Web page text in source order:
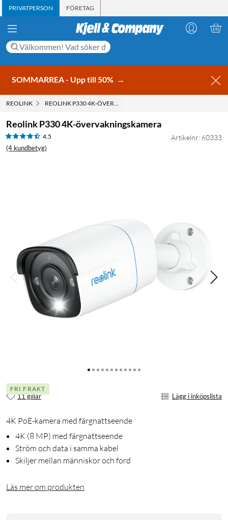
PRIVATPERSON FÖRETAG
SOMMARREA - Upp till 50% →
REOLINK REOLINK P330 4K-ÖVERVAKNINGSKAMERA
Reolink P330 4K-övervakningskamera
4.5
(4 kundbetyg)
Artikelnr: 60333
FRI FRAKT
11 gillar Lägg i inköpslista
4K PoE-kamera med färgnattseende
4K (8 MP) med färgnattseende
Ström och data i samma kabel
Skiljer mellan människor och ford
Läs mer om produkten